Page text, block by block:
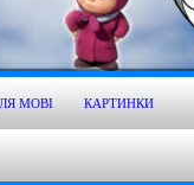
MOBI КАРТИНКИ